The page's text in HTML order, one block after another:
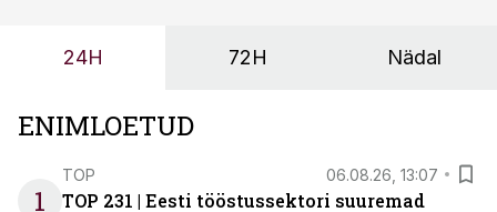
OÜ tegevjuht Sander Mitendorf.
24H 72H Nädal
ENIMLOETUD
1
TOP 06.08.26, 13:07
TOP 231 | Eesti tööstussektori suuremad